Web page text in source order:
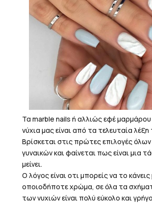
Τα marble nails ή αλλιώς εφέ
νύχια μας είναι από τα τελευταία
Βρίσκεται στις πρώτες επιλογές
γυναικών και φαίνεται πως είναι μια
μείνει.
Ο λόγος είναι οτι μπορείς να το κάνεις
οποιοδήποτε χρώμα, σε όλα τα
των νυχιών είναι πολύ εύκολο και